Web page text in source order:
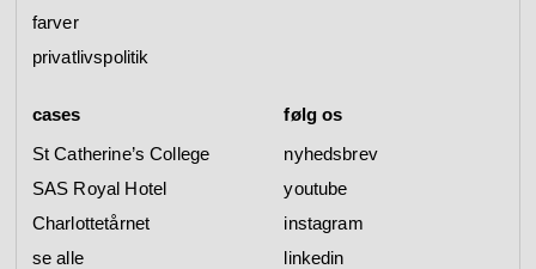
farver
privatlivspolitik
cases
St Catherine’s College
SAS Royal Hotel
Charlottetårnet
se alle
følg os
nyhedsbrev
youtube
instagram
linkedin